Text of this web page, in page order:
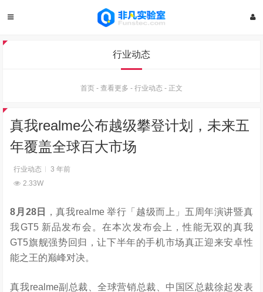
行业动态
首页 - 查看更多 - 行业动态 - 正文
真我realme公布越级攀登计划，未来五
年覆盖全球百大市场
行业动态
3 年前
2.33W
8 月 28日
，真我realme 举行「越级而上」五周年演讲暨真
我GT5 新品发布会。在本次发布会上，性能无双的真我
GT5旗舰强势回归，让下半年的手机市场真正迎来安卓性
能之王的巅峰对决。
真我realme副总裁、全球营销总裁、中国区总裁徐起发表